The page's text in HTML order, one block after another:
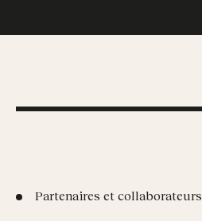
Partenaires et collaborateurs